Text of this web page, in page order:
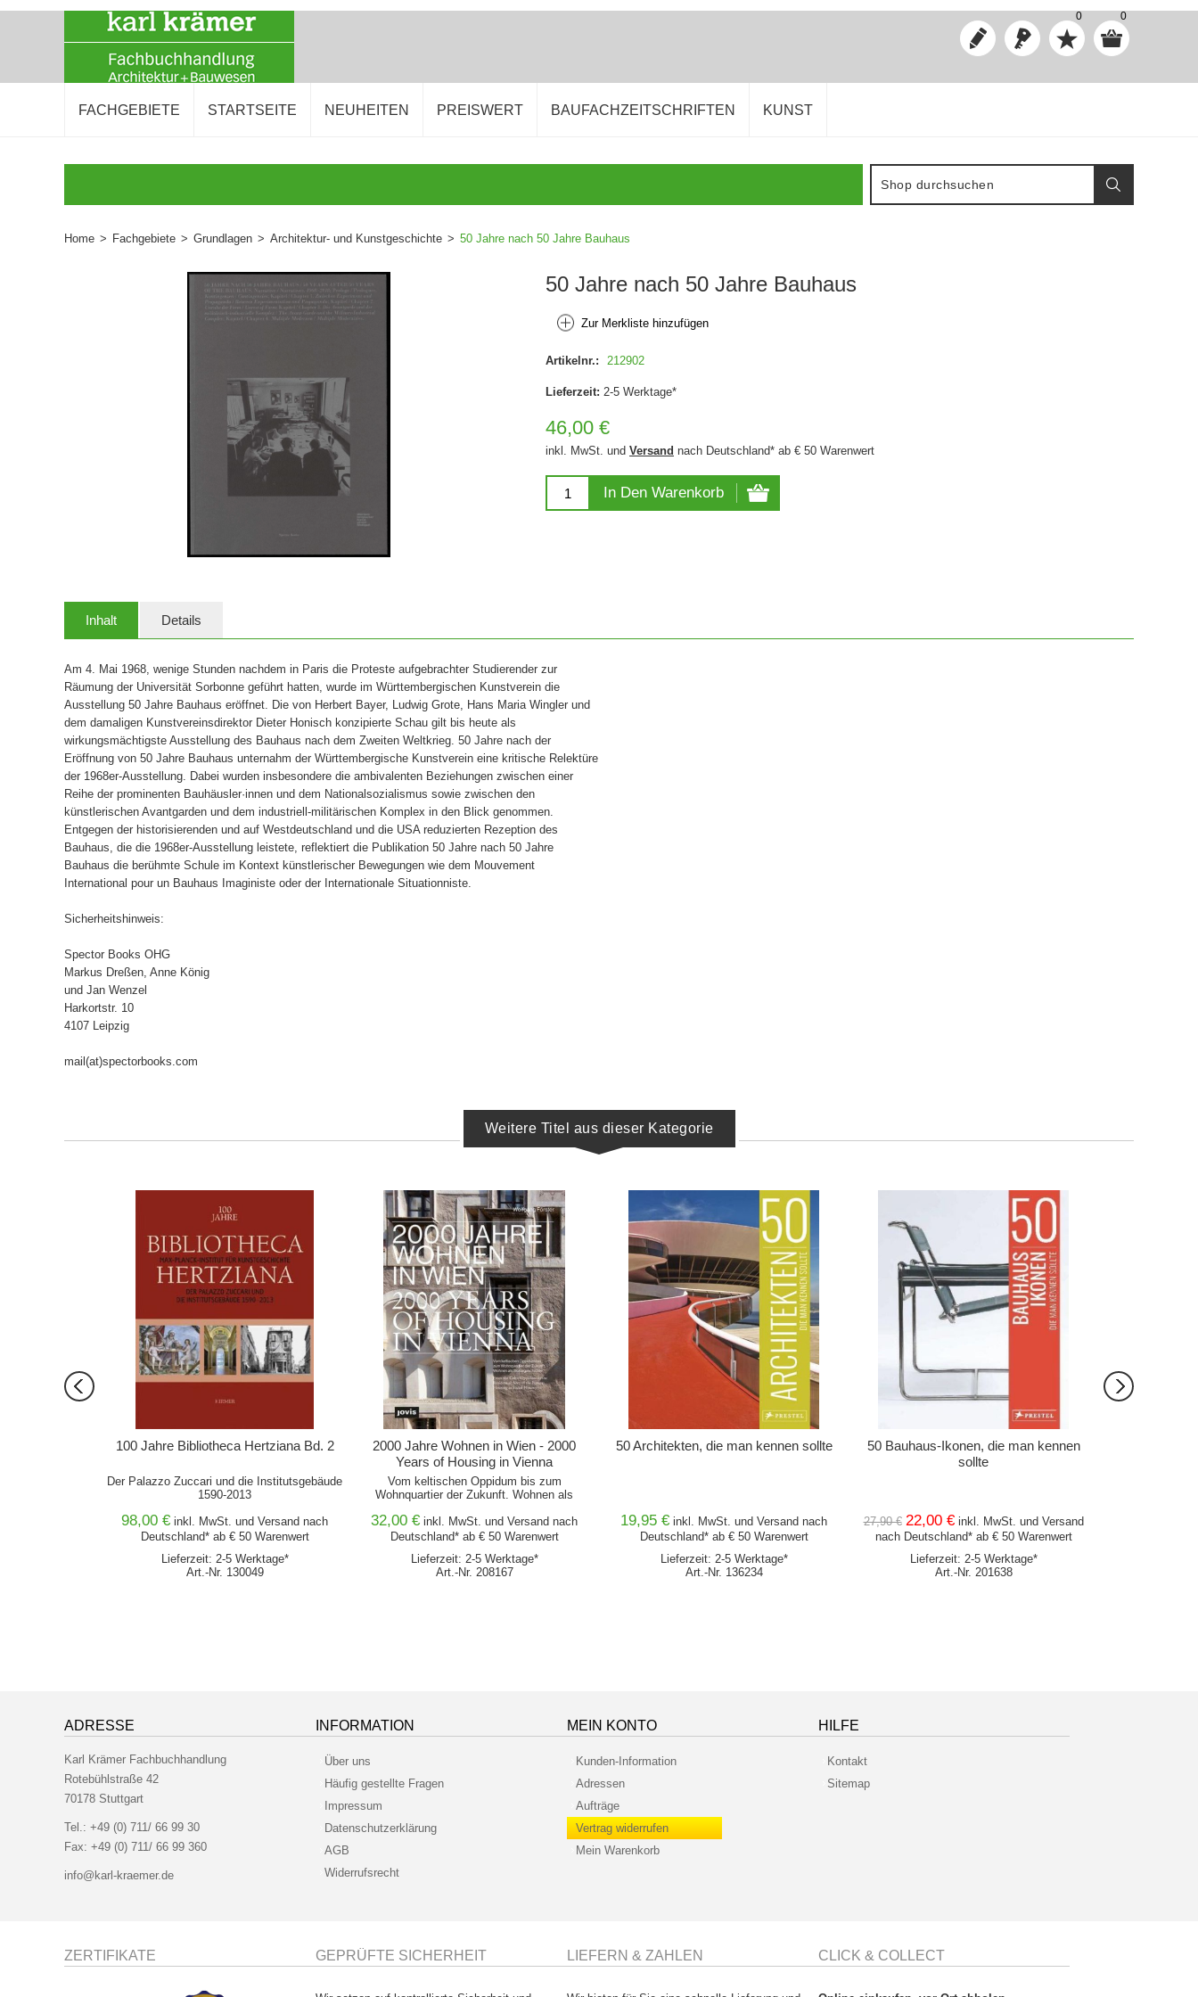
0 0
FACHGEBIETE STARTSEITE NEUHEITEN PREISWERT BAUFACHZEITSCHRIFTEN KUNST
Home > Fachgebiete > Grundlagen > Architektur- und Kunstgeschichte > 50 Jahre nach 50 Jahre Bauhaus
50 Jahre nach 50 Jahre Bauhaus
Zur Merkliste hinzufügen
Artikelnr.: 212902
Lieferzeit: 2-5 Werktage*
46,00 €
inkl. MwSt. und Versand nach Deutschland* ab € 50 Warenwert
In Den Warenkorb
Inhalt Details
Am 4. Mai 1968, wenige Stunden nachdem in Paris die Proteste aufgebrachter Studierender zur
Räumung der Universität Sorbonne geführt hatten, wurde im Württembergischen Kunstverein die
Ausstellung 50 Jahre Bauhaus eröffnet. Die von Herbert Bayer, Ludwig Grote, Hans Maria Wingler und
dem damaligen Kunstvereinsdirektor Dieter Honisch konzipierte Schau gilt bis heute als
wirkungsmächtigste Ausstellung des Bauhaus nach dem Zweiten Weltkrieg. 50 Jahre nach der
Eröffnung von 50 Jahre Bauhaus unternahm der Württembergische Kunstverein eine kritische Relektüre
der 1968er-Ausstellung. Dabei wurden insbesondere die ambivalenten Beziehungen zwischen einer
Reihe der prominenten Bauhäusler·innen und dem Nationalsozialismus sowie zwischen den
künstlerischen Avantgarden und dem industriell-militärischen Komplex in den Blick genommen.
Entgegen der historisierenden und auf Westdeutschland und die USA reduzierten Rezeption des
Bauhaus, die die 1968er-Ausstellung leistete, reflektiert die Publikation 50 Jahre nach 50 Jahre
Bauhaus die berühmte Schule im Kontext künstlerischer Bewegungen wie dem Mouvement
International pour un Bauhaus Imaginiste oder der Internationale Situationniste.
Sicherheitshinweis:
Spector Books OHG
Markus Dreßen, Anne König
und Jan Wenzel
Harkortstr. 10
4107 Leipzig
mail(at)spectorbooks.com
Weitere Titel aus dieser Kategorie
100 Jahre Bibliotheca Hertziana Bd. 2
Der Palazzo Zuccari und die Institutsgebäude
1590-2013
98,00 € inkl. MwSt. und Versand nach
Deutschland* ab € 50 Warenwert
Lieferzeit: 2-5 Werktage*
Art.-Nr. 130049
IN DEN WARENKORB
2000 Jahre Wohnen in Wien - 2000
Years of Housing in Vienna
Vom keltischen Oppidum bis zum
Wohnquartier der Zukunft. Wohnen als
32,00 € inkl. MwSt. und Versand nach
Deutschland* ab € 50 Warenwert
Lieferzeit: 2-5 Werktage*
Art.-Nr. 208167
IN DEN WARENKORB
50 Architekten, die man kennen sollte
19,95 € inkl. MwSt. und Versand nach
Deutschland* ab € 50 Warenwert
Lieferzeit: 2-5 Werktage*
Art.-Nr. 136234
IN DEN WARENKORB
50 Bauhaus-Ikonen, die man kennen
sollte
27,90 € 22,00 € inkl. MwSt. und Versand
nach Deutschland* ab € 50 Warenwert
Lieferzeit: 2-5 Werktage*
Art.-Nr. 201638
ADRESSE
Karl Krämer Fachbuchhandlung
Rotebühlstraße 42
70178 Stuttgart
Tel.: +49 (0) 711/ 66 99 30
Fax: +49 (0) 711/ 66 99 360
info@karl-kraemer.de
INFORMATION
Über uns
Häufig gestellte Fragen
Impressum
Datenschutzerklärung
AGB
Widerrufsrecht
MEIN KONTO
Kunden-Information
Adressen
Aufträge
Vertrag widerrufen
Mein Warenkorb
HILFE
Kontakt
Sitemap
ZERTIFIKATE GEPRÜFTE SICHERHEIT LIEFERN & ZAHLEN CLICK & COLLECT